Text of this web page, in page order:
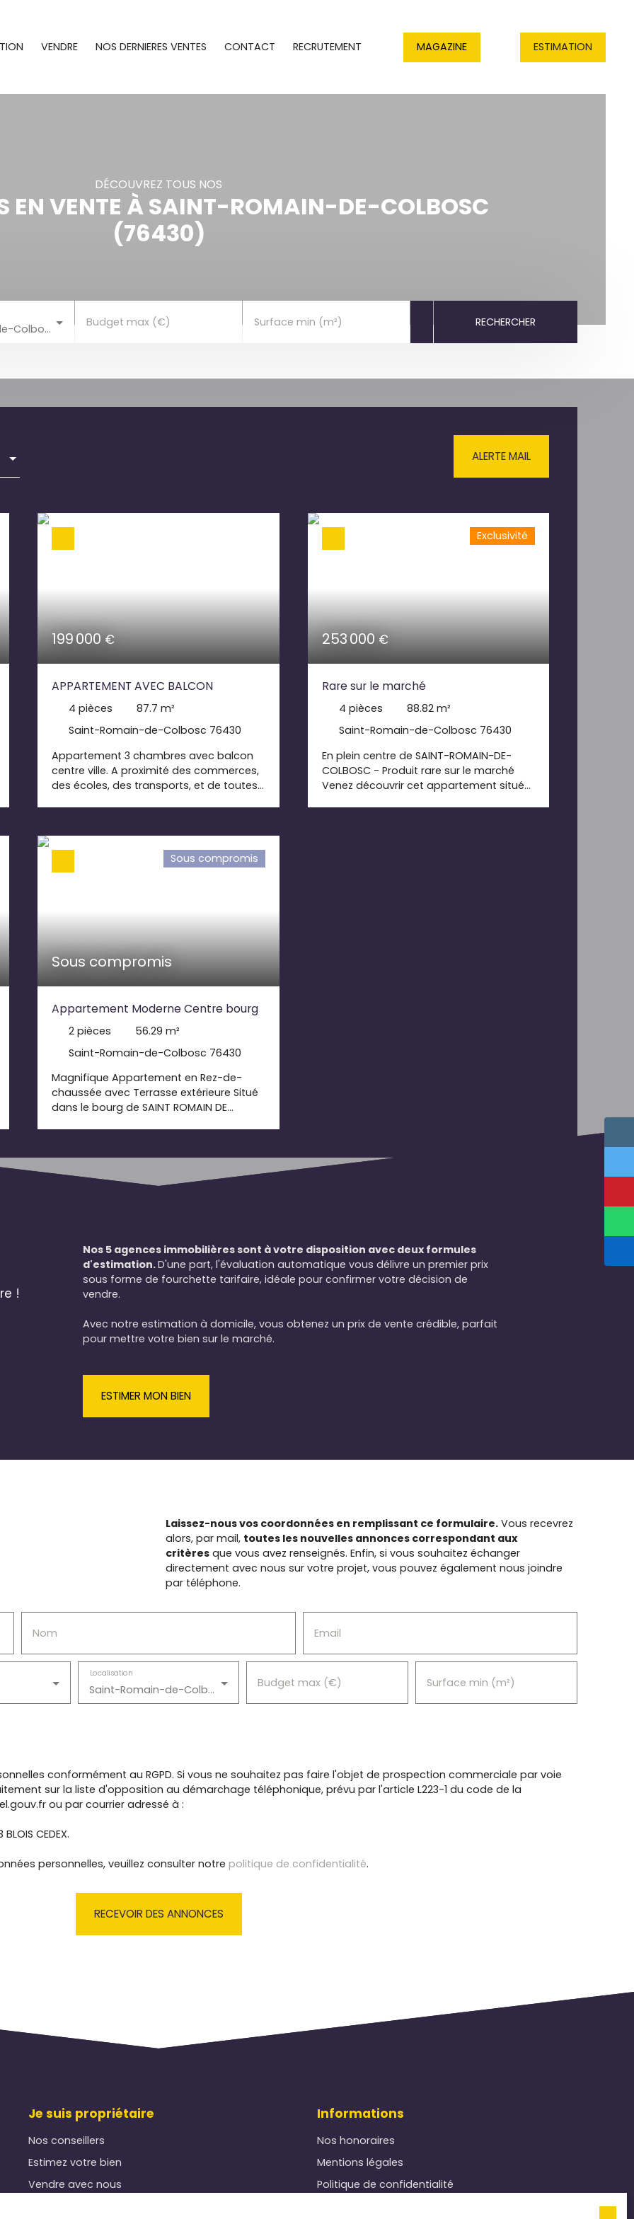
VENDRE NOS DERNIERES VENTES CONTACT RECRUTEMENT MAGAZINE ESTIMATION
DÉCOUVREZ TOUS NOS
EN VENTE À SAINT-ROMAIN-DE-COLBOSC
(76430)
Saint-Romain-de-Colbosc (76430) Budget max (€) Surface min (m²) RECHERCHER
ALERTE MAIL
199 000€
APPARTEMENT AVEC BALCON
4pièces 87.7m²
Saint-Romain-de-Colbosc 76430
Appartement 3 chambres avec balcon
centre ville. A proximité des commerces,
des écoles, des transports, et de toutes
un véritable atout pour profiter d'un
extérieur en toute tranquillité. Une visite
253 000€
Exclusivité
Rare sur le marché
4 pièces 88.82 m²
Saint-Romain-de-Colbosc 76430
En plein centre de SAINT-ROMAIN-DE-
COLBOSC - Produit rare sur le marché
Venez découvrir cet appartement situé
Sous compromis
Sous compromis
Appartement Moderne Centre bourg
2pièces 56.29m²
Saint-Romain-de-Colbosc 76430
Magnifique Appartement en Rez-de-
chaussée avec Terrasse extérieure Situé
dans le bourg de SAINT ROMAIN DE
moderne, salle de douche, terrasse
emplacement extérieur vous est attribué
pour garer votre véhicule. Résidence
sécurisé, faible charge de copropriété,
l'accessibilité des commerces est à deux
pas, les écoles et services également. Ne
appartement rare dont une terrasse
privative en rez-de-chaussée. Sylvain
!
Nos 5 agences immobilières sont à votre disposition avec deux formules
d'estimation.D'une part, l'évaluation automatique vous délivre un premier prix
sous forme de fourchette tarifaire, idéale pour confirmer votre décision de
vendre.
Avec notre estimation à domicile, vous obtenez un prix de vente crédible, parfait
pour mettre votre bien sur le marché.
ESTIMER MON BIEN
Laissez-nous vos coordonnées en remplissant ce formulaire. Vous recevrez
alors, par mail, toutes les nouvelles annonces correspondant aux
critères que vous avez renseignés. Enfin, si vous souhaitez échanger
directement avec nous sur votre projet, vous pouvez également nous joindre
par téléphone.
Nom Email
Saint-Romain-de-Colbosc (76430)
Localisation
Budget max (€) Surface min (m²)
conformément au RGPD. Si vous ne souhaitez pas faire l'objet de prospection commerciale par voie
sur la liste d'opposition au démarchage téléphonique, prévu par l'article L223-1 du code de la
ou par courrier adressé à :
CEDEX.
personnelles, veuillez consulter notre politique de confidentialité.
RECEVOIR DES ANNONCES
Je suis propriétaire
Nos conseillers
Estimez votre bien
Vendre avec nous
Informations
Nos honoraires
Mentions légales
Politique de confidentialité